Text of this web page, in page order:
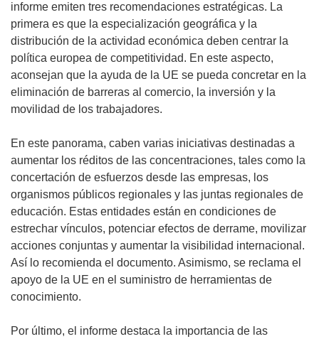
informe emiten tres recomendaciones estratégicas. La
primera es que la especialización geográfica y la
distribución de la actividad económica deben centrar la
política europea de competitividad. En este aspecto,
aconsejan que la ayuda de la UE se pueda concretar en la
eliminación de barreras al comercio, la inversión y la
movilidad de los trabajadores.
En este panorama, caben varias iniciativas destinadas a
aumentar los réditos de las concentraciones, tales como la
concertación de esfuerzos desde las empresas, los
organismos públicos regionales y las juntas regionales de
educación. Estas entidades están en condiciones de
estrechar vínculos, potenciar efectos de derrame, movilizar
acciones conjuntas y aumentar la visibilidad internacional.
Así lo recomienda el documento. Asimismo, se reclama el
apoyo de la UE en el suministro de herramientas de
conocimiento.
Por último, el informe destaca la importancia de las